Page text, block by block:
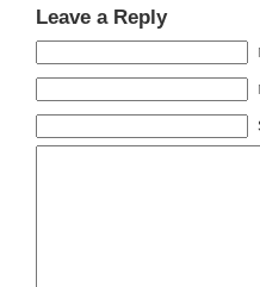
Leave a Reply